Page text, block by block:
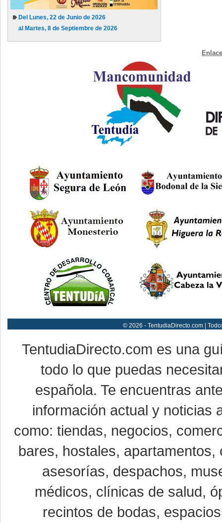
Del Lunes, 22 de Junio de 2026
al Martes, 8 de Septiembre de 2026
© 2026 - TentudiaDirecto.com |
TentudiaDirecto.com es una
todo lo que puedas
española. Te encuentras
información actual y noticias
como: tiendas, negocios,
bares, hostales,
asesorías, despachos,
médicos, clínicas de salud,
recintos de bodas,